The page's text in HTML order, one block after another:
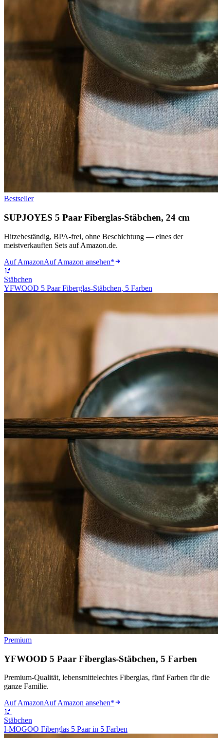
Bestseller
SUPJOYES 5 Paar Fiberglas-Stäbchen, 24 cm
Hitzebeständig, BPA-frei, ohne Beschichtung — eines der
meistverkauften Sets auf Amazon.de.
Auf AmazonAuf Amazon ansehen*
🥢
Stäbchen
YFWOOD 5 Paar Fiberglas-Stäbchen, 5 Farben
Premium
YFWOOD 5 Paar Fiberglas-Stäbchen, 5 Farben
Premium-Qualität, lebensmittelechtes Fiberglas, fünf Farben für die
ganze Familie.
Auf AmazonAuf Amazon ansehen*
🥢
Stäbchen
I-MOGOO Fiberglas 5 Paar in 5 Farben